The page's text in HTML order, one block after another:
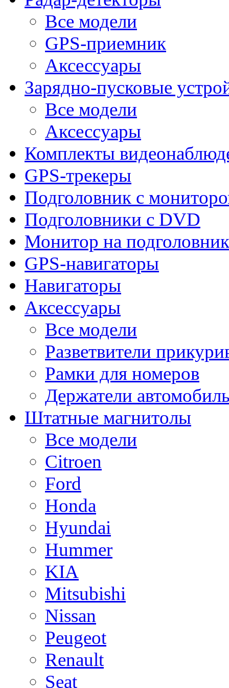
Все модели
GPS-приемник
Аксессуары
Зарядно-пусковые
Все модели
Аксессуары
Комплекты
GPS-трекеры
Подголовник с
Подголовники с DVD
Монитор на подголовник
GPS-навигаторы
Навигаторы
Аксессуары
Все модели
Разветвители
Рамки для номеров
Держатели
Штатные магнитолы
Все модели
Citroen
Ford
Honda
Hyundai
Hummer
KIA
Mitsubishi
Nissan
Peugeot
Renault
Seat